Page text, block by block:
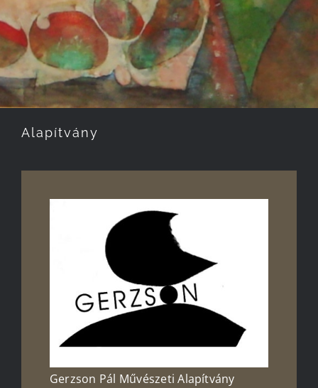
Alapítvány
Gerzson Pál Művészeti Alapítvány